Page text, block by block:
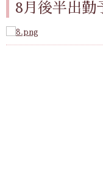
8月後半出勤